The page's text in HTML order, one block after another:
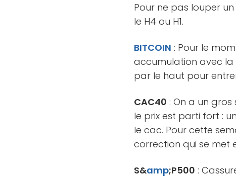
Pour ne pas louper
le H4 ou H1.
BITCOIN : Pour le
accumulation avec la
par le haut pour
CAC40 : On a un gros
le prix est parti fort :
le cac. Pour cette
correction qui se met
S&amp;P500 :